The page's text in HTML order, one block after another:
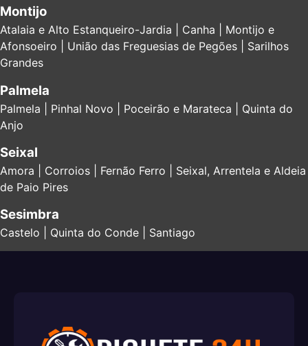
Montijo
Atalaia e Alto Estanqueiro-Jardia | Canha | Montijo e
Afonsoeiro | União das Freguesias de Pegões | Sarilhos
Grandes
Palmela
Palmela | Pinhal Novo | Poceirão e Marateca | Quinta do
Anjo
Seixal
Amora | Corroios | Fernão Ferro | Seixal, Arrentela e Aldeia
de Paio Pires
Sesimbra
Castelo | Quinta do Conde | Santiago